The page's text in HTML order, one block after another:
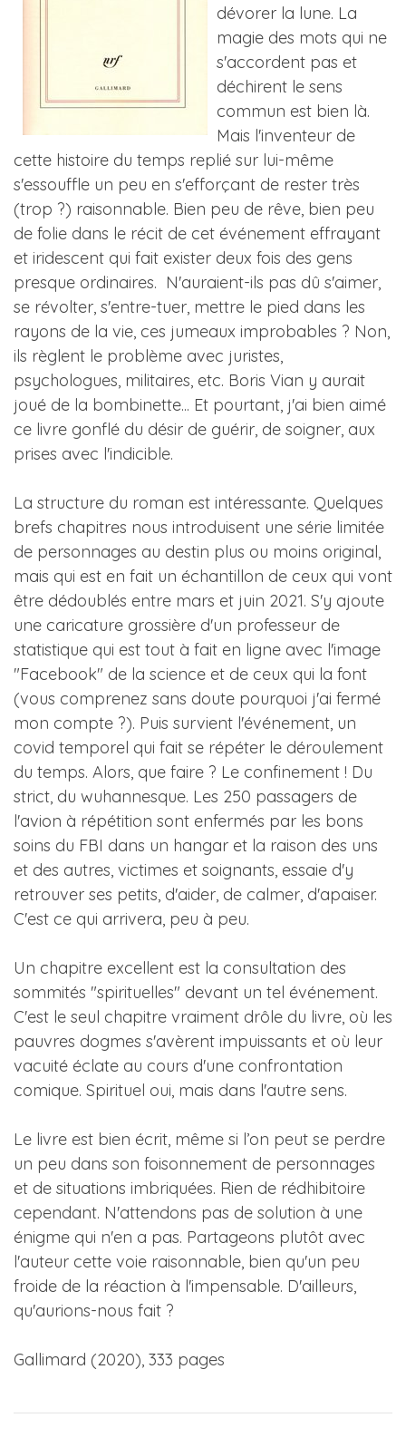
dévorer la lune. La
magie des mots qui ne
s'accordent pas et
déchirent le sens
commun est bien là.
Mais l'inventeur de
cette histoire du temps replié sur lui-même
s'essouffle un peu en s'efforçant de rester très
(trop ?) raisonnable. Bien peu de rêve, bien peu
de folie dans le récit de cet événement effrayant
et iridescent qui fait exister deux fois des gens
presque ordinaires. N'auraient-ils pas dû s'aimer,
se révolter, s'entre-tuer, mettre le pied dans les
rayons de la vie, ces jumeaux improbables ? Non,
ils règlent le problème avec juristes,
psychologues, militaires, etc. Boris Vian y aurait
joué de la bombinette... Et pourtant, j'ai bien aimé
ce livre gonflé du désir de guérir, de soigner, aux
prises avec l'indicible.
La structure du roman est intéressante. Quelques
brefs chapitres nous introduisent une série limitée
de personnages au destin plus ou moins original,
mais qui est en fait un échantillon de ceux qui vont
être dédoublés entre mars et juin 2021. S'y ajoute
une caricature grossière d'un professeur de
statistique qui est tout à fait en ligne avec l'image
"Facebook" de la science et de ceux qui la font
(vous comprenez sans doute pourquoi j'ai fermé
mon compte ?). Puis survient l'événement, un
covid temporel qui fait se répéter le déroulement
du temps. Alors, que faire ? Le confinement ! Du
strict, du wuhannesque. Les 250 passagers de
l'avion à répétition sont enfermés par les bons
soins du FBI dans un hangar et la raison des uns
et des autres, victimes et soignants, essaie d'y
retrouver ses petits, d'aider, de calmer, d'apaiser.
C'est ce qui arrivera, peu à peu.
Un chapitre excellent est la consultation des
sommités "spirituelles" devant un tel événement.
C'est le seul chapitre vraiment drôle du livre, où les
pauvres dogmes s'avèrent impuissants et où leur
vacuité éclate au cours d'une confrontation
comique. Spirituel oui, mais dans l'autre sens.
Le livre est bien écrit, même si l’on peut se perdre
un peu dans son foisonnement de personnages
et de situations imbriquées. Rien de rédhibitoire
cependant. N'attendons pas de solution à une
énigme qui n'en a pas. Partageons plutôt avec
l'auteur cette voie raisonnable, bien qu'un peu
froide de la réaction à l'impensable. D'ailleurs,
qu'aurions-nous fait ?
Gallimard (2020), 333 pages